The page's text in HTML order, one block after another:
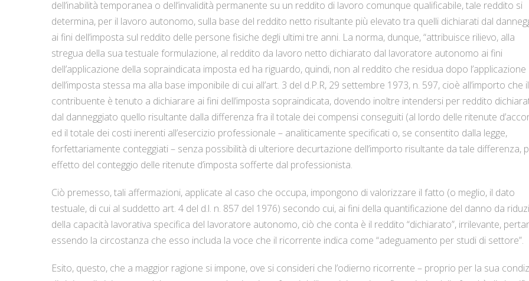
dell’inabilità temporanea o dell’invalidità permanente su un reddito di lavoro comunque qualificabile, tale reddito si
determina, per il lavoro autonomo, sulla base del reddito netto risultante più elevato tra quelli dichiarati dal
ai fini dell’imposta sul reddito delle persone fisiche degli ultimi tre anni. La norma, dunque, “attribuisce rilievo, alla
stregua della sua testuale formulazione, al reddito da lavoro netto dichiarato dal lavoratore autonomo ai fini
dell’applicazione della sopraindicata imposta ed ha riguardo, quindi, non al reddito che residua dopo l’applicazione
dell’imposta stessa ma alla base imponibile di cui all’art. 3 del d.P.R, 29 settembre 1973, n. 597, cioè all’importo che il
contribuente è tenuto a dichiarare ai fini dell’imposta sopraindicata, dovendo inoltre intendersi per reddito
dal danneggiato quello risultante dalla differenza fra il totale dei compensi conseguiti (al lordo delle ritenute
ed il totale dei costi inerenti all’esercizio professionale – analiticamente specificati o, se consentito dalla legge,
forfettariamente conteggiati – senza possibilità di ulteriore decurtazione dell’importo risultante da tale differenza,
effetto del conteggio delle ritenute d’imposta sofferte dal professionista.
Ciò premesso, tali affermazioni, applicate al caso che occupa, impongono di valorizzare il fatto (o meglio, il dato
testuale, di cui al suddetto art. 4 del d.l. n. 857 del 1976) secondo cui, ai fini della quantificazione del danno da
della capacità lavorativa specifica del lavoratore autonomo, ciò che conta è il reddito “dichiarato”, irrilevante,
essendo la circostanza che esso includa la voce che il ricorrente indica come “adeguamento per studi di settore”.
Esito, questo, che a maggior ragione si impone, ove si consideri che l’odierno ricorrente – proprio per la sua